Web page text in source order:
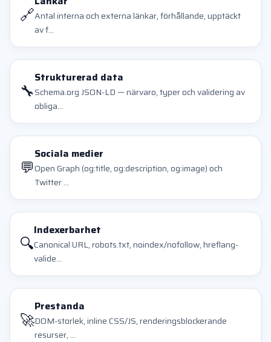
🔗Antal interna och externa länkar, förhållande, upptäckt
av f...
🔧
Strukturerad data
Schema.org JSON-LD — närvaro, typer och validering av
obliga...
💬
Sociala medier
Open Graph (og:title, og:description, og:image) och
Twitter ...
🔍
Indexerbarhet
Canonical URL, robots.txt, noindex/nofollow, hreflang-
valide...
🚀
Prestanda
DOM-storlek, inline CSS/JS, renderingsblockerande
resurser, ...